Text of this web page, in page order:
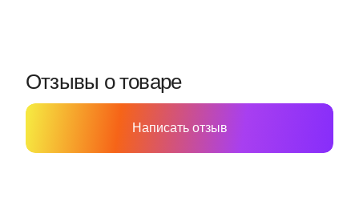
Отзывы о товаре
Написать отзыв